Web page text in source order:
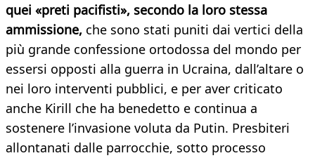
quei «preti pacifisti», secondo la loro stessa
ammissione, che sono stati puniti dai vertici della
più grande confessione ortodossa del mondo per
essersi opposti alla guerra in Ucraina, dall’altare o
nei loro interventi pubblici, e per aver criticato
anche Kirill che ha benedetto e continua a
sostenere l’invasione voluta da Putin. Presbiteri
allontanati dalle parrocchie, sotto processo